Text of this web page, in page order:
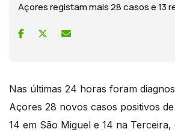
Açores registam mais 28 casos e 13
Nas últimas 24 horas foram
Açores 28 novos casos positivos
14 em São Miguel e 14 na